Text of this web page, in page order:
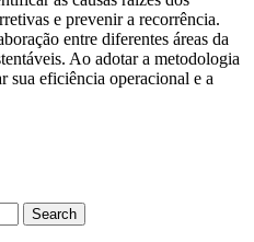
e prevenir a recorrência.
entre diferentes áreas da
Ao adotar a metodologia
sua eficiência operacional e a